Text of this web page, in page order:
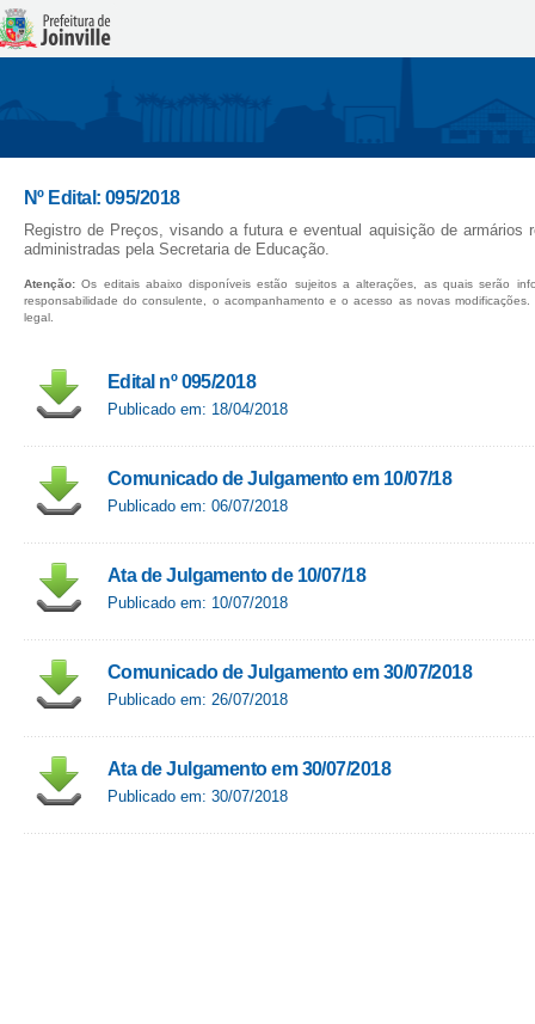
Nº Edital: 095/2018
Registro de Preços, visando a futura e eventual aquisição de armários
administradas pela Secretaria de Educação.
Atenção: Os editais abaixo disponíveis estão sujeitos a alterações, as quais serão
responsabilidade do consulente, o acompanhamento e o acesso as novas
legal.
Edital nº 095/2018
Publicado em: 18/04/2018
Comunicado de Julgamento em 10/07/18
Publicado em: 06/07/2018
Ata de Julgamento de 10/07/18
Publicado em: 10/07/2018
Comunicado de Julgamento em 30/07/2018
Publicado em: 26/07/2018
Ata de Julgamento em 30/07/2018
Publicado em: 30/07/2018